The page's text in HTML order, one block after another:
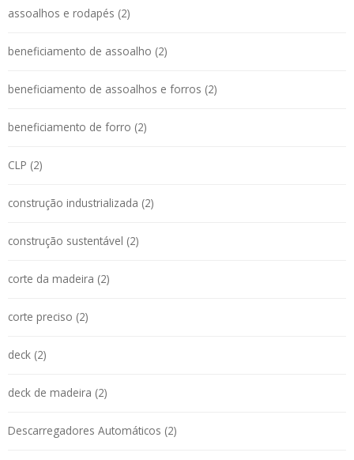
assoalhos e rodapés (2)
beneficiamento de assoalho (2)
beneficiamento de assoalhos e forros (2)
beneficiamento de forro (2)
CLP (2)
construção industrializada (2)
construção sustentável (2)
corte da madeira (2)
corte preciso (2)
deck (2)
deck de madeira (2)
Descarregadores Automáticos (2)